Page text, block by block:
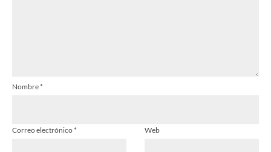
Nombre*
Correo electrónico* Web